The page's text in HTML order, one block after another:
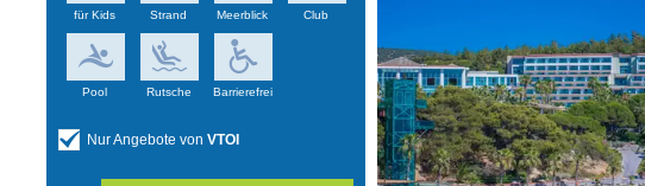
für Kids Strand Meerblick Club
Pool Rutsche Barrierefrei
Nur Angebote von VTOI